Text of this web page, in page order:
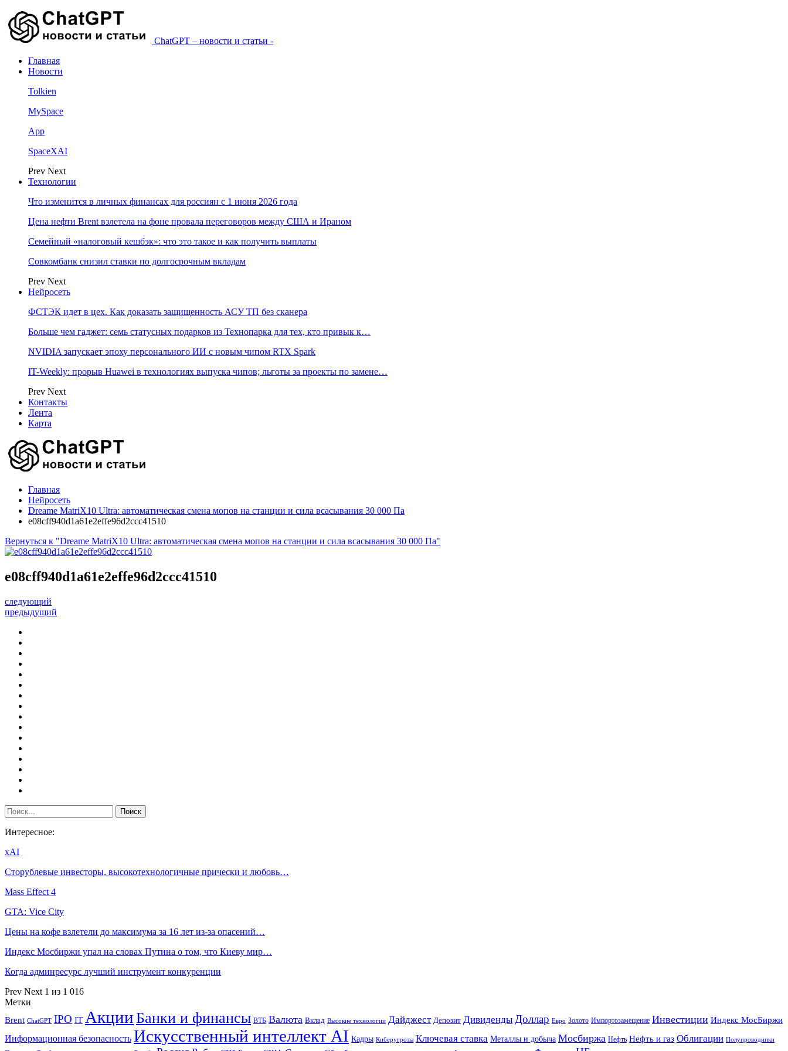
ChatGPT – новости и статьи -
Главная
Новости
Tolkien
MySpace
App
SpaceXAI
Prev Next
Технологии
Что изменится в личных финансах для россиян с 1 июня 2026 года
Цена нефти Brent взлетела на фоне провала переговоров между США и Ираном
Семейный «налоговый кешбэк»: что это такое и как получить выплаты
Совкомбанк снизил ставки по долгосрочным вкладам
Prev Next
Нейросеть
ФСТЭК идет в цех. Как доказать защищенность АСУ ТП без сканера
Больше чем гаджет: семь статусных подарков из Технопарка для тех, кто привык к…
NVIDIA запускает эпоху персонального ИИ с новым чипом RTX Spark
IT-Weekly: прорыв Huawei в технологиях выпуска чипов; льготы за проекты по замене…
Prev Next
Контакты
Лента
Карта
Главная
Нейросеть
Dreame MatriX10 Ultra: автоматическая смена мопов на станции и сила всасывания 30 000 Па
e08cff940d1a61e2effe96d2ccc41510
Вернуться к "Dreame MatriX10 Ultra: автоматическая смена мопов на станции и сила всасывания 30 000 Па"
e08cff940d1a61e2effe96d2ccc41510
следующий
предыдущий
Интересное:
xAI
Сторублевые инвесторы, высокотехнологичные прически и любовь…
Mass Effect 4
GTA: Vice City
Цены на кофе взлетели до максимума за 16 лет из-за опасений…
Индекс Мосбиржи упал на словах Путина о том, что Киеву мир…
Когда админресурс лучший инструмент конкуренции
Prev Next 1 из 1 016
Метки
Brent ChatGPT IPO IT АкцииБанки и финансы ВТБ Валюта Вклад Высокие технологии Дайджест Депозит Дивиденды Доллар Евро Золото Импортозамещение Инвестиции Индекс МосБиржи
Информационная безопасность Искусственный интеллект AI Кадры Киберугрозы Ключевая ставка Металлы и добыча Мосбиржа Нефть Нефть и газ Облигации Полупроводники